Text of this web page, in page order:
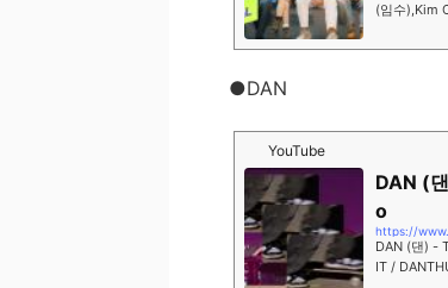
(임수),Kim
●DAN
YouTube
DAN (
o
https://
DAN (댄) -
IT /